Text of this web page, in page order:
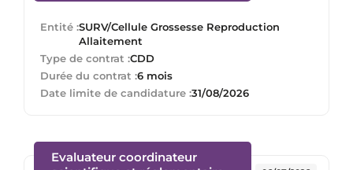
Entité :SURV/Cellule Grossesse Reproduction
Allaitement
Type de contrat :CDD
Durée du contrat :6 mois
Date limite de candidature :31/08/2026
Evaluateur coordinateur